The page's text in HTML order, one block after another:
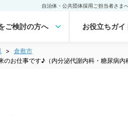
自治体・公共団体採用ご担当者さま
ご検討の方へ お役立ちガイ
倉敷市
お仕事です♪（内分泌代謝内科・糖尿病内